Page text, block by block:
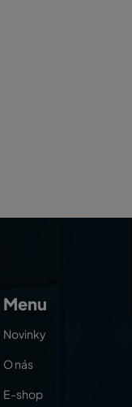
Menu
Novinky
O nás
E-shop